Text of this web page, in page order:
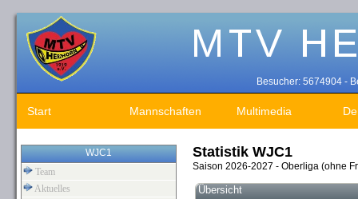
Besucher: 5674904 -
Start Mannschaften Multimedia
WJC1
Team
Aktuelles
Statistik WJC1
Saison 2026-2027 - Oberliga (ohne
Übersicht